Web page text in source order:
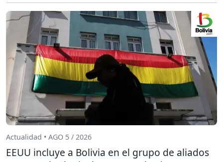
Actualidad • AGO 5 / 2026
EEUU incluye a Bolivia en el grupo de aliados